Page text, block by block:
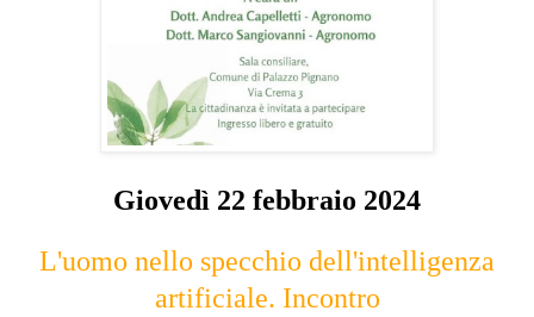
Giovedì 22 febbraio 2024
L'uomo nello specchio dell'intelligenza
artificiale. Incontro